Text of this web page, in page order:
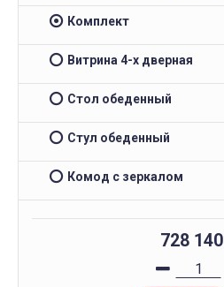
Комплект
Витрина 4-х дверная
Стол обеденный
Стул обеденный
Комод с зеркалом
728 140